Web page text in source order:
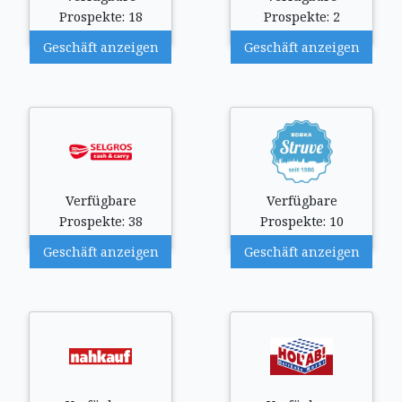
Prospekte: 18
Geschäft anzeigen
Prospekte: 2
Geschäft anzeigen
Verfügbare
Prospekte: 38
Geschäft anzeigen
Verfügbare
Prospekte: 10
Geschäft anzeigen